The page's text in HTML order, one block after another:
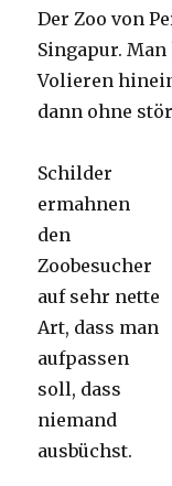
Der Zoo von
Singapur.
Volieren
dann ohne
Schilder
ermahnen
den
Zoobesucher
auf sehr nette
Art, dass man
aufpassen
soll, dass
niemand
ausbüchst.